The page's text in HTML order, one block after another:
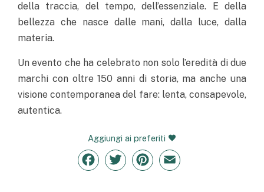
della traccia, del tempo, dell’essenziale. E della
bellezza che nasce dalle mani, dalla luce, dalla
materia.
Un evento che ha celebrato non solo l’eredità di due
marchi con oltre 150 anni di storia, ma anche una
visione contemporanea del fare: lenta, consapevole,
autentica.
Aggiungi ai preferiti
Facebook
TwitterPinterestEmail